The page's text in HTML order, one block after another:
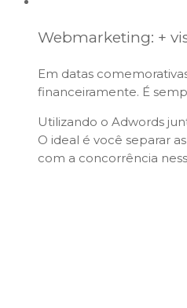
Webmarketing: +
Em datas
financeiramente. É
Utilizando o Adwords
O ideal é você separar
com a concorrência